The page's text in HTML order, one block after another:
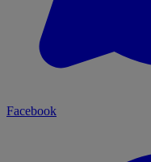
Facebook